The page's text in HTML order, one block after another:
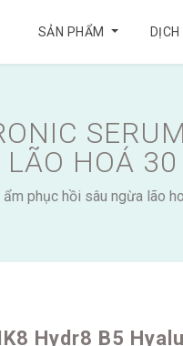
SẢN PHẨM
HOÁ
phục hồi sâu ngừa lão
Hydr8 B5